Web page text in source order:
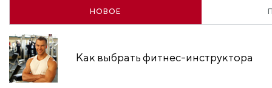
НОВОЕ
Как выбрать фитнес-инструктора